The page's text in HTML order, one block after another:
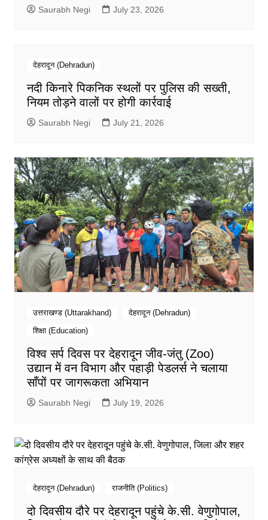
Saurabh Negi July 23, 2026
देहरादून (Dehradun)
नदी किनारे पिकनिक स्थलों पर पुलिस की सख्ती,
नियम तोड़ने वालों पर होगी कार्रवाई
Saurabh Negi July 21, 2026
उत्तराखण्ड (Uttarakhand)
देहरादून (Dehradun)
शिक्षा (Education)
विश्व सर्प दिवस पर देहरादून जीव-जंतु (Zoo)
उद्यान में वन विभाग और पहाड़ी पेडलर्स ने चलाया
साँपों पर जागरूकता अभियान
Saurabh Negi July 19, 2026
देहरादून (Dehradun) राजनीति (Politics)
दो दिवसीय दौरे पर देहरादून पहुंचे के.सी. वेणुगोपाल,